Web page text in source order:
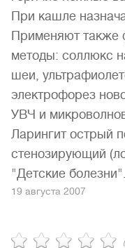
При кашле
Применяют также
методы: соллюкс
шеи,
электрофорез
УВЧ и
Ларингит острый
стенозирующий
"Детские болезни".
19 августа 2007
(